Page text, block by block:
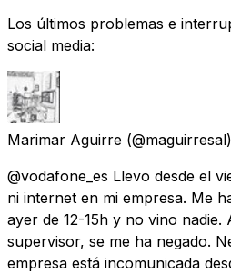
Los últimos problemas e
social media:
Marimar Aguirre
@vodafone_es Llevo desde el
ni internet en mi empresa. Me
ayer de 12-15h y no vino
supervisor, se me ha negado.
empresa está incomunicada